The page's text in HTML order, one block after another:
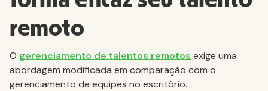
remoto
O gerenciamento de talentos remotos exige uma
abordagem modificada em comparação com o
gerenciamento de equipes no escritório.